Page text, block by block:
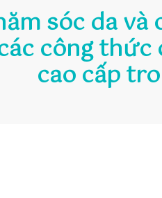
sóc da
công
cao cấp